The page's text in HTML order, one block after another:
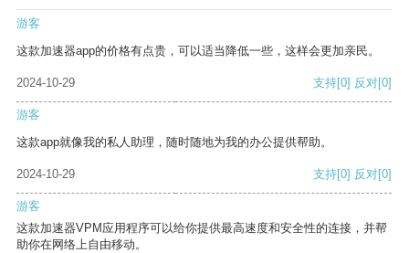
游客
这款加速器app的价格有点贵，可以适当降低一些，这样会更加亲民。
2024-10-29 支持[0] 反对[0]
游客
这款app就像我的私人助理，随时随地为我的办公提供帮助。
2024-10-29 支持[0] 反对[0]
游客
这款加速器VPM应用程序可以给你提供最高速度和安全性的连接，并帮
助你在网络上自由移动。